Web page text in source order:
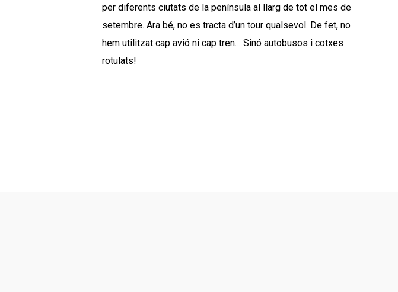
per diferents ciutats de la península al llarg de tot el mes de
setembre. Ara bé, no es tracta d’un tour qualsevol. De fet, no
hem utilitzat cap avió ni cap tren… Sinó autobusos i cotxes
rotulats!